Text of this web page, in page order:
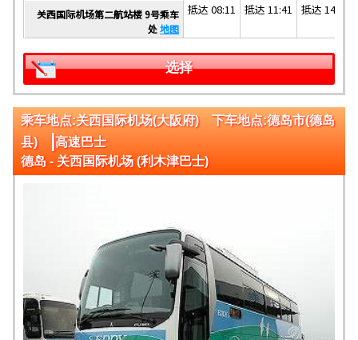
关西国际机场第二航站楼 9号乘车
处地图
抵达 08:11 抵达 11:41 抵达 14:41
选择
乘车地点:关西国际机场(大阪府) 下车地点:德岛市(德岛
县) |高速巴士
德岛 - 关西国际机场 (利木津巴士)